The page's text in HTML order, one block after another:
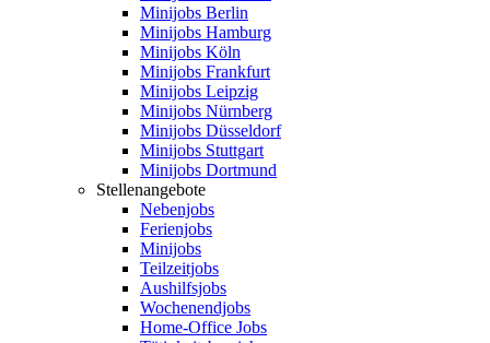
Minijobs Berlin
Minijobs Hamburg
Minijobs Köln
Minijobs Frankfurt
Minijobs Leipzig
Minijobs Nürnberg
Minijobs Düsseldorf
Minijobs Stuttgart
Minijobs Dortmund
Stellenangebote
Nebenjobs
Ferienjobs
Minijobs
Teilzeitjobs
Aushilfsjobs
Wochenendjobs
Home-Office Jobs